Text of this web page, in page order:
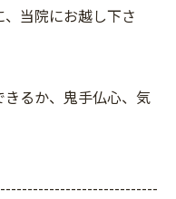
当院にお越し下さ
るか、鬼手仏心、気